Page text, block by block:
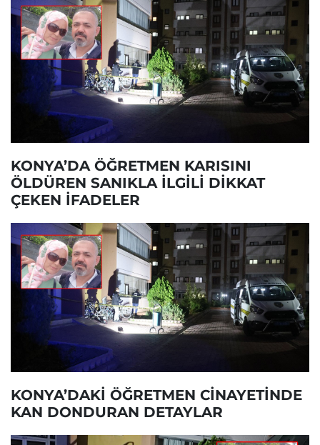
KONYA’DA ÖĞRETMEN KARISINI
ÖLDÜREN SANIKLA İLGİLİ DİKKAT
ÇEKEN İFADELER
KONYA’DAKİ ÖĞRETMEN CİNAYETİNDE
KAN DONDURAN DETAYLAR